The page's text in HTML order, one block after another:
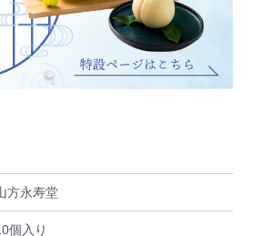
方永寿堂
個入り